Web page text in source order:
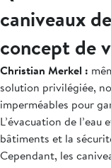
caniveaux
concept de
Christian Merkel :
solution privilégiée,
imperméables pour
L’évacuation de
bâtiments et la
Cependant, les